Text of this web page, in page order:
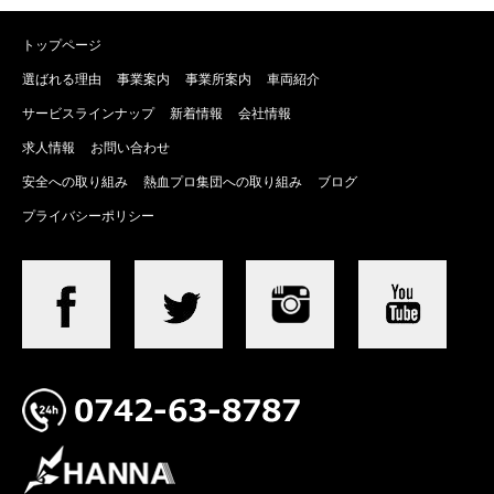
トップページ
選ばれる理由 事業案内 事業所案内 車両紹介
サービスラインナップ 新着情報 会社情報
求人情報 お問い合わせ
安全への取り組み 熱血プロ集団への取り組み ブログ
プライバシーポリシー